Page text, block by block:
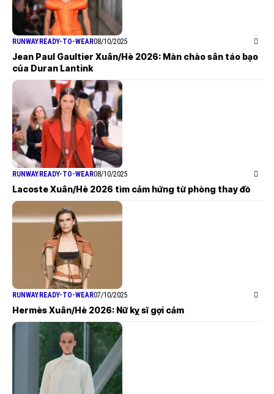
RUNWAYREADY-TO-WEAR08/10/2025
Jean Paul Gaultier Xuân/Hè 2026: Màn chào sân táo bạo
của Duran Lantink
RUNWAYREADY-TO-WEAR08/10/2025
Lacoste Xuân/Hè 2026 tìm cảm hứng từ phòng thay đồ
RUNWAYREADY-TO-WEAR07/10/2025
Hermès Xuân/Hè 2026: Nữ kỵ sĩ gợi cảm